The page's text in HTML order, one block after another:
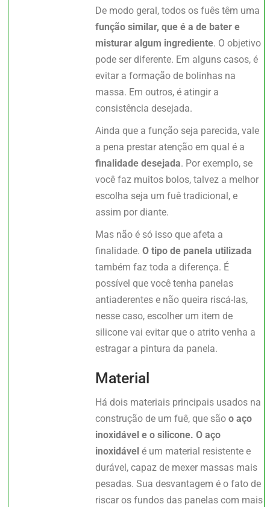
De modo geral, todos os fuês têm uma
função similar, que é a de bater e
misturar algum ingrediente. O objetivo
pode ser diferente. Em alguns casos, é
evitar a formação de bolinhas na
massa. Em outros, é atingir a
consistência desejada.
Ainda que a função seja parecida, vale
a pena prestar atenção em qual é a
finalidade desejada. Por exemplo, se
você faz muitos bolos, talvez a melhor
escolha seja um fuê tradicional, e
assim por diante.
Mas não é só isso que afeta a
finalidade.O tipo de panela utilizada
também faz toda a diferença. É
possível que você tenha panelas
antiaderentes e não queira riscá-las,
nesse caso, escolher um item de
silicone vai evitar que o atrito venha a
estragar a pintura da panela.
Material
Há dois materiais principais usados na
construção de um fuê, que sãoo aço
inoxidável e o silicone. O aço
inoxidável é um material resistente e
durável, capaz de mexer massas mais
pesadas. Sua desvantagem é o fato de
riscar os fundos das panelas com mais